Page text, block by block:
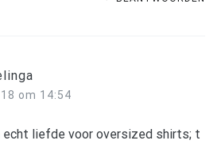
om 14:54
liefde voor oversized shirts; t